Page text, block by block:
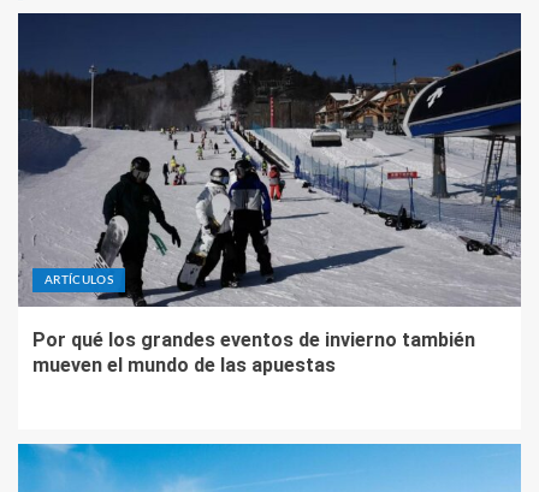
ARTÍCULOS
Por qué los grandes eventos de invierno también
mueven el mundo de las apuestas